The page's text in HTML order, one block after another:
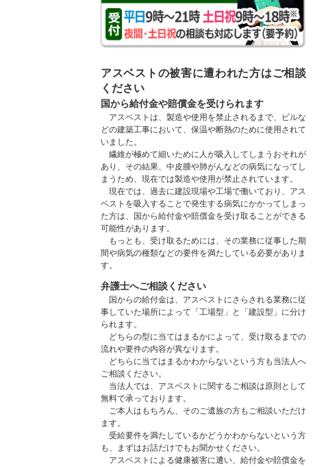
アスベストの被害に遭われた方はご相談
ください
国から給付金や賠償金を受けられます
アスベストは、製造や使用を禁止されるまで、ビルな
どの建築工事において、保温や断熱のために使用されて
いました。
繊維が極めて細いために人が吸入してしまうおそれが
あり、その結果、中皮腫や肺がんなどの病気になってし
まうため、現在では製造や使用が禁止されています。
現在では、過去に建設現場や工場で働いており、アス
ベストを吸入することで発生する病気にかかってしまっ
た方は、国から給付金や賠償金を受け取ることができる
可能性があります。
もっとも、受け取るためには、その業務に従事した期
間や病気の種類などの要件を満たしている必要がありま
す。
弁護士へご相談ください
国からの給付金は、アスベストにさらされる業務に従
事していた場所によって「工場型」と「建設型」に分け
られます。
どちらの型に当てはまるかによって、受け取るまでの
流れや要件の内容が異なります。
どちらに当てはまるかわからないという方も当法人へ
ご相談ください。
当法人では、アスベストに関するご相談は原則として
無料で承っております。
ご本人はもちろん、そのご遺族の方もご相談いただけ
ます。
受給要件を満たしているかどうかわからないという方
も、まずはお話だけでもお聞かせください。
アスベストによる健康被害に遭い、給付金や賠償金を